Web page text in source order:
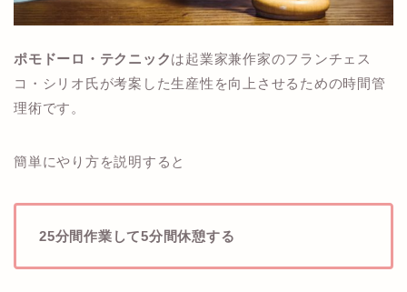
ポモドーロ・テクニックは起業家兼作家のフランチェス
コ・シリオ氏が考案した生産性を向上させるための時間管
理術です。
簡単にやり方を説明すると
25分間作業して5分間休憩する